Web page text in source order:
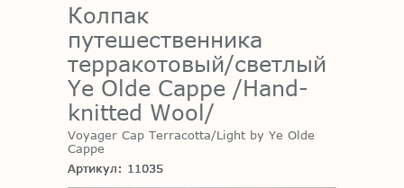
Колпак
путешественника
терракотовый/светлый
Ye Olde Cappe /Hand-
knitted Wool/
Voyager Cap Terracotta/Light by Ye Olde
Cappe
Артикул: 11035